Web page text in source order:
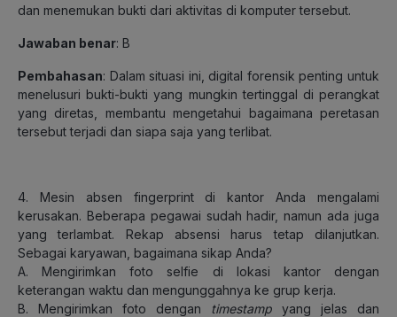
dan menemukan bukti dari aktivitas di komputer tersebut.
Jawaban benar: B
Pembahasan: Dalam situasi ini, digital forensik penting untuk
menelusuri bukti-bukti yang mungkin tertinggal di perangkat
yang diretas, membantu mengetahui bagaimana peretasan
tersebut terjadi dan siapa saja yang terlibat.
4. Mesin absen fingerprint di kantor Anda mengalami
kerusakan. Beberapa pegawai sudah hadir, namun ada juga
yang terlambat. Rekap absensi harus tetap dilanjutkan.
Sebagai karyawan, bagaimana sikap Anda?
A. Mengirimkan foto selfie di lokasi kantor dengan
keterangan waktu dan mengunggahnya ke grup kerja.
B. Mengirimkan foto dengan timestamp yang jelas dan